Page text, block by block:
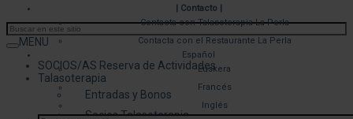
| Contacto |
Contacta con Talasoterapia La Perla
Contacta con el Restaurante La Perla
Español
Euskera
Francés
Inglés
MENU
SOCIOS/AS Reserva de Actividades
Talasoterapia
Entradas y Bonos
Socios Talasoterapia